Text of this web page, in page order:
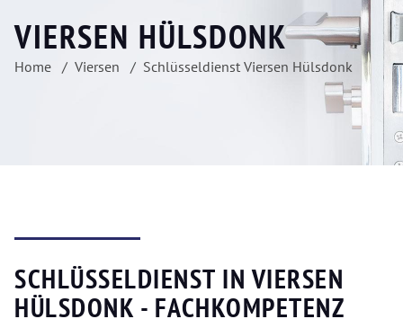
VIERSEN HÜLSDONK
Home Viersen Schlüsseldienst Viersen Hülsdonk
SCHLÜSSELDIENST IN VIERSEN
HÜLSDONK - FACHKOMPETENZ